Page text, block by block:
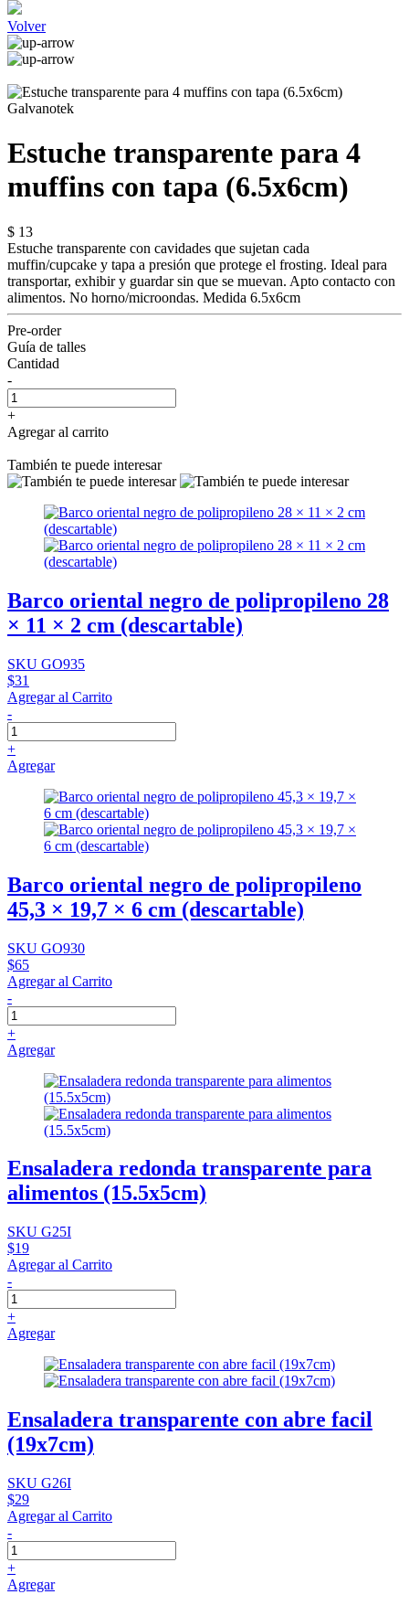
Volver
Galvanotek
Estuche transparente para 4
muffins con tapa (6.5x6cm)
$ 13
Estuche transparente con cavidades que sujetan cada
muffin/cupcake y tapa a presión que protege el frosting. Ideal para
transportar, exhibir y guardar sin que se muevan. Apto contacto con
alimentos. No horno/microondas. Medida 6.5x6cm
Pre-order
Guía de talles
Cantidad
-
+
Agregar al carrito
También te puede interesar
Barco oriental negro de polipropileno 28
× 11 × 2 cm (descartable)
SKU GO935
$31
Agregar al Carrito
-
+
Agregar
Barco oriental negro de polipropileno
45,3 × 19,7 × 6 cm (descartable)
SKU GO930
$65
Agregar al Carrito
-
+
Agregar
Ensaladera redonda transparente para
alimentos (15.5x5cm)
SKU G25I
$19
Agregar al Carrito
-
+
Agregar
Ensaladera transparente con abre facil
(19x7cm)
SKU G26I
$29
Agregar al Carrito
-
+
Agregar